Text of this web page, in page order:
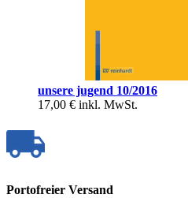
unsere jugend 10/2016
17,00 € inkl. MwSt.
Portofreier Versand